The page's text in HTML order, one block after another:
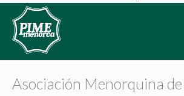
Asociación Menorquina